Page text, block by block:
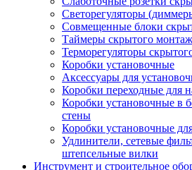
Светорегуляторы
Совмещенные блоки
Таймеры скрытого
Терморегуляторы
Коробки установочные
Аксессуары для
Коробки переходные для
Коробки установочные в
стены
Коробки установочные
Удлинители, сетевые
штепсельные вилки
Инструмент и строительное